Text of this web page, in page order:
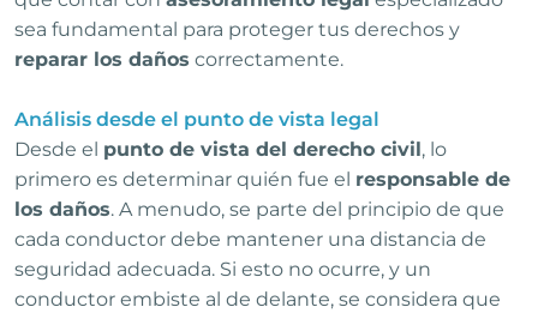
sea fundamental para proteger tus derechos y
reparar los daños correctamente.
Análisis desde el punto de vista legal
Desde el punto de vista del derecho civil , lo
primero es determinar quién fue el responsable de
los daños. A menudo, se parte del principio de que
cada conductor debe mantener una distancia de
seguridad adecuada. Si esto no ocurre, y un
conductor embiste al de delante, se considera que